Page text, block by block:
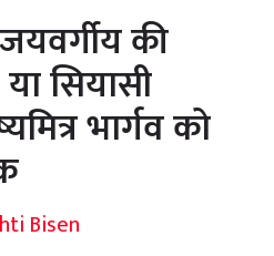
की
सियासी
भार्गव को
Bisen